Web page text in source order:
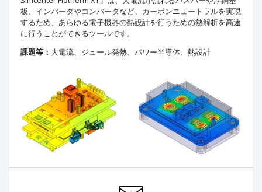
板、インバータやコンバータなど、カーボンニュートラルを実現
するため、あらゆる電子機器の熱設計を行うための熱解析を高速
に行うことができるツールです。
課題等： 大電流、ジュール発熱、パワー半導体、熱設計